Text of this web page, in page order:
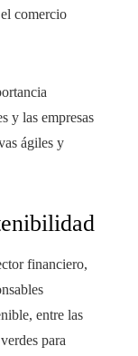
comercio
y las empresas
ágiles y
financiero,
entre las
para